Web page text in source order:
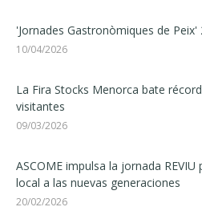
'Jornades Gastronòmiques de Peix'
10/04/2026
La Fira Stocks Menorca bate
visitantes
09/03/2026
ASCOME impulsa la jornada
local a las nuevas generaciones
20/02/2026